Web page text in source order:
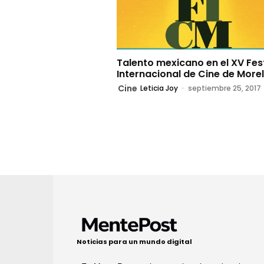
Talento mexicano en el XV
Internacional de Cine de
Cine Leticia Joy - septiembre 25, 2017
Noticias para un mundo digital